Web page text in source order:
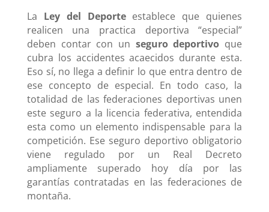
La Ley del Deporteestablece que quienes
realicen una practica deportiva “especial”
deben contar con un seguro deportivo que
cubra los accidentes acaecidos durante esta.
Eso sí, no llega a definir lo que entra dentro de
ese concepto de especial. En todo caso, la
totalidad de las federaciones deportivas unen
este seguro a la licencia federativa, entendida
esta como un elemento indispensable para la
competición. Ese seguro deportivo obligatorio
viene regulado por un Real Decreto
ampliamente superado hoy día por las
garantías contratadas en las federaciones de
montaña.